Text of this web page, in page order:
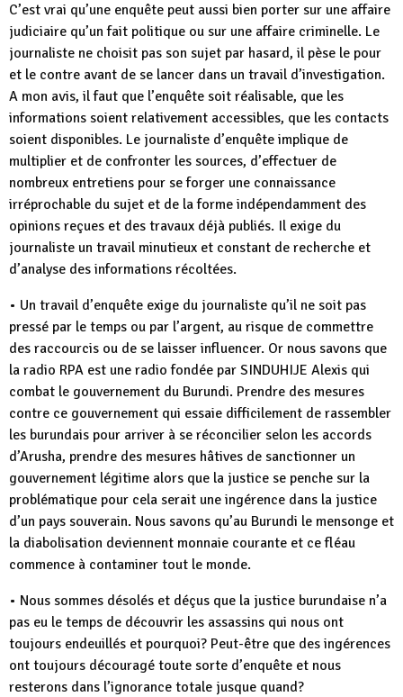
C’est vrai qu’une enquête peut aussi bien porter sur une affaire
judiciaire qu’un fait politique ou sur une affaire criminelle. Le
journaliste ne choisit pas son sujet par hasard, il pèse le pour
et le contre avant de se lancer dans un travail d’investigation.
A mon avis, il faut que l’enquête soit réalisable, que les
informations soient relativement accessibles, que les contacts
soient disponibles. Le journaliste d’enquête implique de
multiplier et de confronter les sources, d’effectuer de
nombreux entretiens pour se forger une connaissance
irréprochable du sujet et de la forme indépendamment des
opinions reçues et des travaux déjà publiés. Il exige du
journaliste un travail minutieux et constant de recherche et
d’analyse des informations récoltées.
• Un travail d’enquête exige du journaliste qu’il ne soit pas
pressé par le temps ou par l’argent, au risque de commettre
des raccourcis ou de se laisser influencer. Or nous savons que
la radio RPA est une radio fondée par SINDUHIJE Alexis qui
combat le gouvernement du Burundi. Prendre des mesures
contre ce gouvernement qui essaie difficilement de rassembler
les burundais pour arriver à se réconcilier selon les accords
d’Arusha, prendre des mesures hâtives de sanctionner un
gouvernement légitime alors que la justice se penche sur la
problématique pour cela serait une ingérence dans la justice
d’un pays souverain. Nous savons qu’au Burundi le mensonge et
la diabolisation deviennent monnaie courante et ce fléau
commence à contaminer tout le monde.
• Nous sommes désolés et déçus que la justice burundaise n’a
pas eu le temps de découvrir les assassins qui nous ont
toujours endeuillés et pourquoi? Peut-être que des ingérences
ont toujours découragé toute sorte d’enquête et nous
resterons dans l’ignorance totale jusque quand?